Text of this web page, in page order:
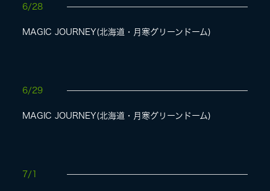
6/28
MAGIC JOURNEY(北海道・月寒グリーンドーム)
6/29
MAGIC JOURNEY(北海道・月寒グリーンドーム)
7/1